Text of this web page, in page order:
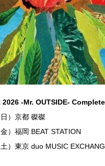
2026 -Mr. OUTSIDE- Complete
）京都 磔磔
）福岡 BEAT STATION
）東京 duo MUSIC